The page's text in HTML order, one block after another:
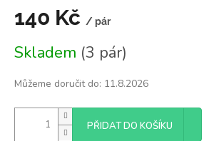
140 Kč / pár
cena:
Skladem (3 pár)
Můžeme doručit do: 11.8.2026
PŘIDAT DO KOŠÍKU